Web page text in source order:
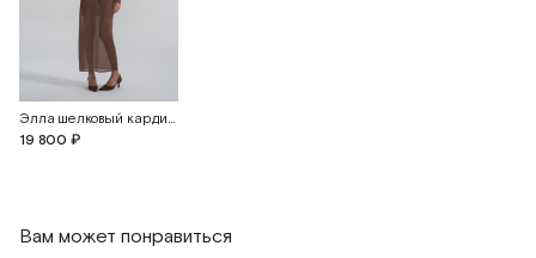
Элла шелковый кардиган с обтянутыми пуговицами
19 800 ₽
Вам может понравиться